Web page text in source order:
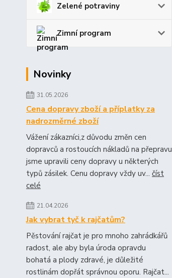
Zelené potraviny
Zimní program
Novinky
31.05.2026
Cena dopravy zboží a příplatky za
nadrozměrné zboží
Vážení zákazníci,z důvodu změn cen
dopravců a rostoucích nákladů na přepravu
jsme upravili ceny dopravy u některých
typů zásilek. Cenu dopravy vždy uv... číst
celé
21.04.2026
Jak vybrat tyč k rajčatům?
Pěstování rajčat je pro mnoho zahrádkářů
radost, ale aby byla úroda opravdu
bohatá a plody zdravé, je důležité
rostlinám dopřát správnou oporu. Rajčat...